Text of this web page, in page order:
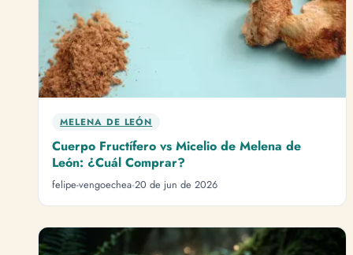
MELENA DE LEÓN
Cuerpo Fructífero vs Micelio de Melena de
León: ¿Cuál Comprar?
felipe-vengoechea·20 de jun de 2026
Soporte
Normalmente responde en minutos
Hola, quiero hacer un pedido 🛒